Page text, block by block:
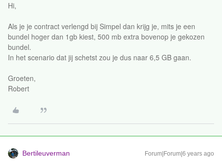
Hi,
Als je je contract verlengd bij Simpel dan krijg je, mits je een
bundel hoger dan 1gb kiest, 500 mb extra bovenop je gekozen
bundel.
In het scenario dat jij schetst zou je dus naar 6,5 GB gaan.
Groeten,
Robert
Bertileuverman Forum|Forum|6 years ago